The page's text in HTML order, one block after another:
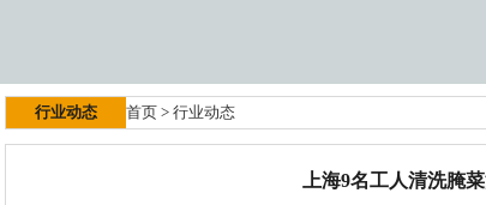
行业动态 首页 > 行业动态
上海9名工人清洗腌